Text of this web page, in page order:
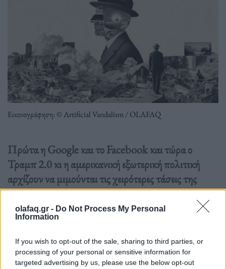
olafaq.gr - Do Not Process My Personal
Information
If you wish to opt-out of the sale, sharing to third parties, or
processing of your personal or sensitive information for
targeted advertising by us, please use the below opt-out
Εικονογράφηση: © Artificial Vandalism / OLAFAQ
Πρώτα η Google και το Facebook και τώρα ο
Τραμπ 2.0 κι η αμερικανική εξωτερική πολιτική
αρχίζουν να μιμούνται τις χειρότερες τάσεις της
Μεγάλης Τεχνολογίας. Ήρθε η ώρα να γνωρίσουμε
τον όρο “Enshittification”.
Διαβάστε περισσότερα→